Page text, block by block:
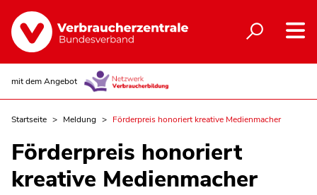
mit dem Angebot
Startseite Meldung Förderpreis honoriert kreative Medienmacher
Förderpreis honoriert
kreative Medienmacher